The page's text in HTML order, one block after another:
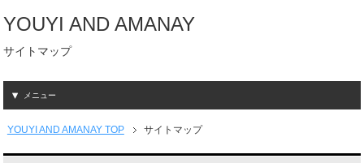
YOUYI AND AMANAY
サイトマップ
メニュー
YOUYI AND AMANAY TOP サイトマップ